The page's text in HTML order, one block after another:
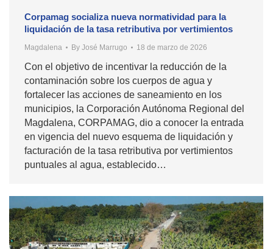
Corpamag socializa nueva normatividad para la
liquidación de la tasa retributiva por vertimientos
Magdalena By José Marrugo 18 de marzo de 2026
Con el objetivo de incentivar la reducción de la
contaminación sobre los cuerpos de agua y
fortalecer las acciones de saneamiento en los
municipios, la Corporación Autónoma Regional del
Magdalena, CORPAMAG, dio a conocer la entrada
en vigencia del nuevo esquema de liquidación y
facturación de la tasa retributiva por vertimientos
puntuales al agua, establecido…